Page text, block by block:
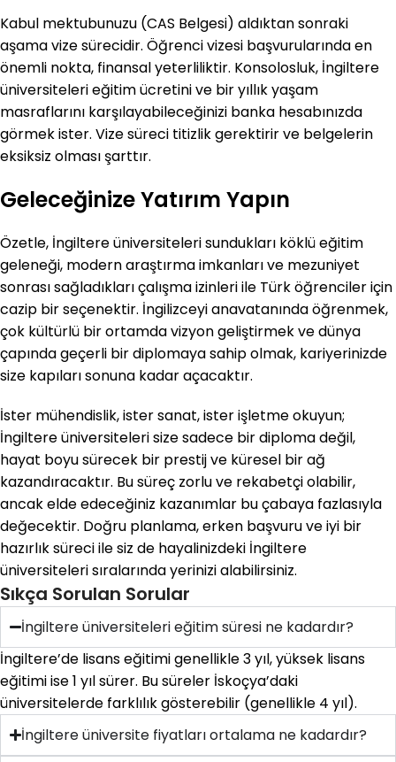
Kabul mektubunuzu (CAS Belgesi) aldıktan sonraki
aşama vize sürecidir. Öğrenci vizesi başvurularında en
önemli nokta, finansal yeterliliktir. Konsolosluk, İngiltere
üniversiteleri eğitim ücretini ve bir yıllık yaşam
masraflarını karşılayabileceğinizi banka hesabınızda
görmek ister. Vize süreci titizlik gerektirir ve belgelerin
eksiksiz olması şarttır.
Geleceğinize Yatırım Yapın
Özetle, İngiltere üniversiteleri sundukları köklü eğitim
geleneği, modern araştırma imkanları ve mezuniyet
sonrası sağladıkları çalışma izinleri ile Türk öğrenciler için
cazip bir seçenektir. İngilizceyi anavatanında öğrenmek,
çok kültürlü bir ortamda vizyon geliştirmek ve dünya
çapında geçerli bir diplomaya sahip olmak, kariyerinizde
size kapıları sonuna kadar açacaktır.
İster mühendislik, ister sanat, ister işletme okuyun;
İngiltere üniversiteleri size sadece bir diploma değil,
hayat boyu sürecek bir prestij ve küresel bir ağ
kazandıracaktır. Bu süreç zorlu ve rekabetçi olabilir,
ancak elde edeceğiniz kazanımlar bu çabaya fazlasıyla
değecektir. Doğru planlama, erken başvuru ve iyi bir
hazırlık süreci ile siz de hayalinizdeki İngiltere
üniversiteleri sıralarında yerinizi alabilirsiniz.
Sıkça Sorulan Sorular
İngiltere üniversiteleri eğitim süresi ne kadardır?
İngiltere’de lisans eğitimi genellikle 3 yıl, yüksek lisans
eğitimi ise 1 yıl sürer. Bu süreler İskoçya’daki
üniversitelerde farklılık gösterebilir (genellikle 4 yıl).
İngiltere üniversite fiyatları ortalama ne kadardır?